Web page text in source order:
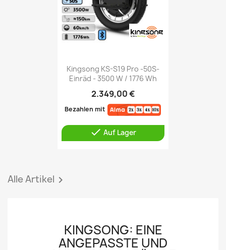
Kingsong KS-S19 Pro -50S-
Einräd - 3500 W / 1776 Wh
2.349,00 €
Bezahlen mit
 Auf Lager
Alle Artikel 
KINGSONG: EINE
ANGEPASSTE UND